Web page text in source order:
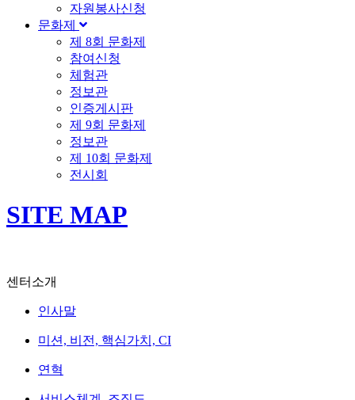
자원봉사신청
문화제
제 8회 문화제
참여신청
체험관
정보관
인증게시판
제 9회 문화제
정보관
제 10회 문화제
전시회
SITE MAP
센터소개
인사말
미션, 비전, 핵심가치, CI
연혁